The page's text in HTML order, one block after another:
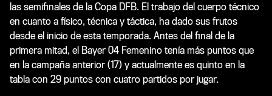
las semifinales de la Copa DFB. El trabajo del cuerpo técnico
en cuanto a físico, técnica y táctica, ha dado sus frutos
desde el inicio de esta temporada. Antes del final de la
primera mitad, el Bayer 04 Femenino tenía más puntos que
en la campaña anterior (17) y actualmente es quinto en la
tabla con 29 puntos con cuatro partidos por jugar.